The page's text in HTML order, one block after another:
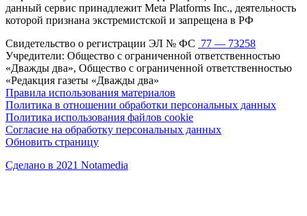
данный сервис принадлежит Meta Platforms Inc., деятельность
которой признана экстремистской и запрещена в РФ
Свидетельство о регистрации ЭЛ № ФС 77 — 73258
Учредители: Общество с ограниченной ответственностью
«Дважды два», Общество с ограниченной ответственностью
«Редакция газеты «Дважды два»
Правила использования материалов
Политика в отношении обработки персональных данных
Политика использования файлов cookie
Согласие на обработку персональных данных
Обновить страницу
Сделано в 2021 Notamedia